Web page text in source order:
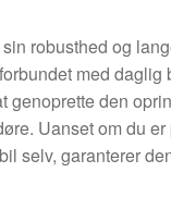
robusthed og
med daglig
genoprette den
Uanset om du
selv, garanterer